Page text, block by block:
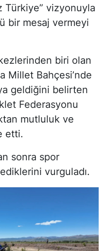
Türkiye” vizyonuyla
bir mesaj vermeyi
biri olan
Millet Bahçesi’nde
geldiğini belirten
Federasyonu
mutluluk ve
etti.
sonra spor
vurguladı.